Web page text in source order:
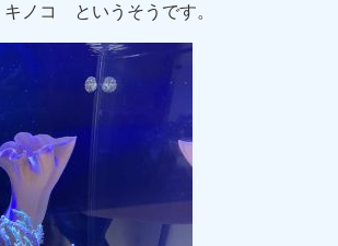
ノコ というそうです。